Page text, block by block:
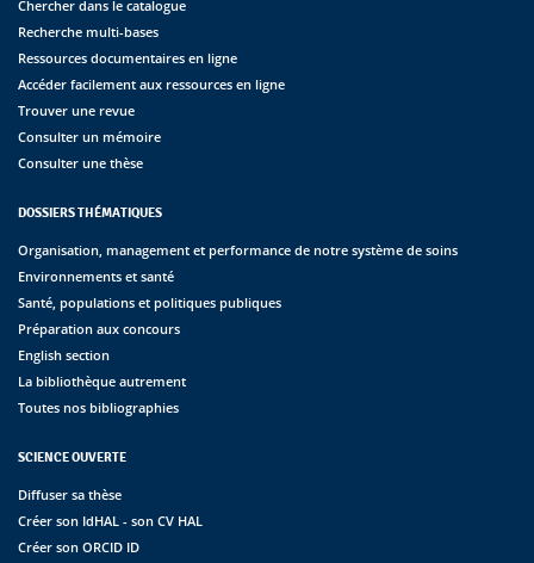
Chercher dans le catalogue
Recherche multi-bases
Ressources documentaires en ligne
Accéder facilement aux ressources en ligne
Trouver une revue
Consulter un mémoire
Consulter une thèse
DOSSIERS THÉMATIQUES
Organisation, management et performance de notre système de soins
Environnements et santé
Santé, populations et politiques publiques
Préparation aux concours
English section
La bibliothèque autrement
Toutes nos bibliographies
SCIENCE OUVERTE
Diffuser sa thèse
Créer son IdHAL - son CV HAL
Créer son ORCID ID